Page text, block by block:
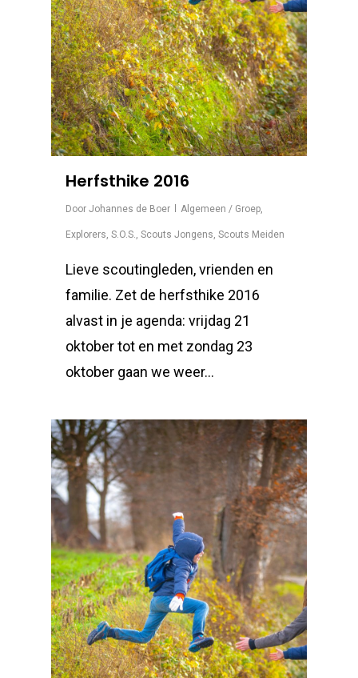
Herfsthike 2016
Door Johannes de Boer Algemeen / Groep
Explorers S.O.S. Scouts Jongens Scouts Meiden
Lieve scoutingleden, vrienden en
familie. Zet de herfsthike 2016
alvast in je agenda: vrijdag 21
oktober tot en met zondag 23
oktober gaan we weer…